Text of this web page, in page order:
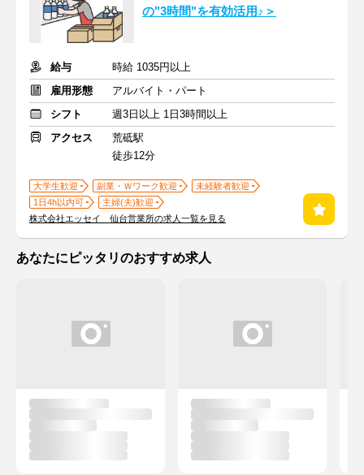
の"3時間"を有効活用♪＞
給与
時給 1035円以上
雇用形態
アルバイト・パート
シフト
週3日以上 1日3時間以上
アクセス
荒砥駅
徒歩12分
大学生歓迎 副業・Ｗワーク歓迎
未経験者歓迎
1日4h以内可
主婦(夫)歓迎
株式会社エッセイ 仙台営業所の求人一覧を見る
あなたにピッタリのおすすめ求人